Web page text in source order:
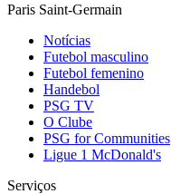
Paris Saint-Germain
Notícias
Futebol masculino
Futebol femenino
Handebol
PSG TV
O Clube
PSG for Communities
Ligue 1 McDonald's
Serviços